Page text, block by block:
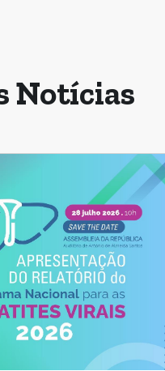
Notícias